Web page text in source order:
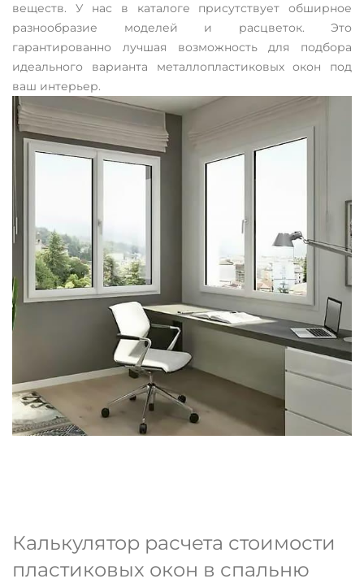
веществ. У нас в каталоге присутствует обширное
разнообразие моделей и расцветок. Это
гарантированно лучшая возможность для подбора
идеального варианта металлопластиковых окон под
ваш интерьер.
Калькулятор расчета стоимости
пластиковых окон в спальню